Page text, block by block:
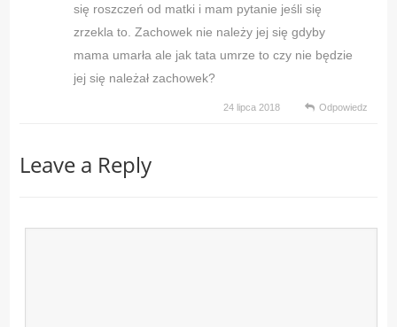
się roszczeń od matki i mam pytanie jeśli się
zrzekla to. Zachowek nie należy jej się gdyby
mama umarła ale jak tata umrze to czy nie będzie
jej się należał zachowek?
24 lipca 2018 Odpowiedz
Leave a Reply